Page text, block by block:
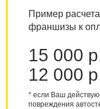
Пример
франшизы к
15 000
12 000
* если Ваш
повреждения